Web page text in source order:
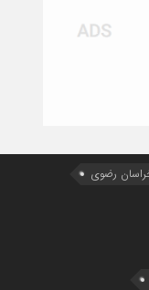
رضوي